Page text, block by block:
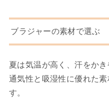
ブラジャーの素材で選ぶ
夏は気温が高く、汗をか
通気性と吸湿性に優れた
す。